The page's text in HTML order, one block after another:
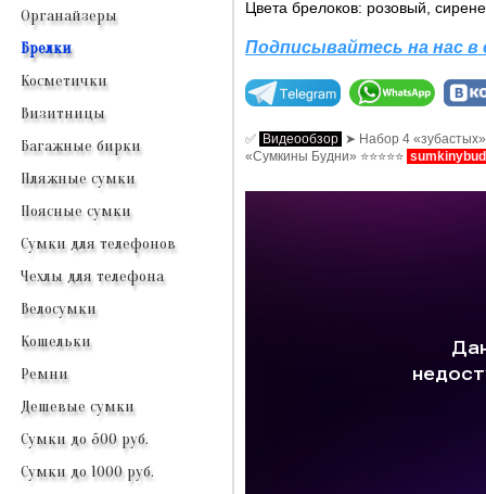
Органайзеры
Брелки
Косметички
Визитницы
Багажные бирки
Пляжные сумки
Поясные сумки
Сумки для телефонов
Чехлы для телефона
Велосумки
Кошельки
Ремни
Дешевые сумки
Сумки до 500 руб.
Сумки до 1000 руб.
Цвета брелоков: розовый,
Подписывайтесь на нас
✅ Видеообзор ➤ Набор 4
«Сумкины Будни» ⭐⭐⭐⭐⭐